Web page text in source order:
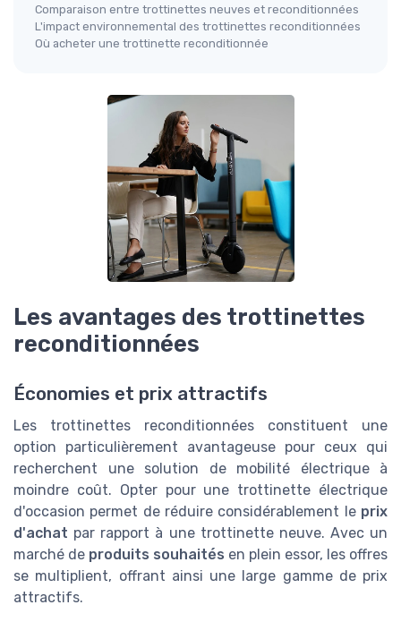
Comparaison entre trottinettes neuves et reconditionnées
L'impact environnemental des trottinettes reconditionnées
Où acheter une trottinette reconditionnée
Les avantages des trottinettes
reconditionnées
Économies et prix attractifs
Les trottinettes reconditionnées constituent une
option particulièrement avantageuse pour ceux qui
recherchent une solution de mobilité électrique à
moindre coût. Opter pour une trottinette électrique
d'occasion permet de réduire considérablement le prix
d'achat par rapport à une trottinette neuve. Avec un
marché de produits souhaités en plein essor, les offres
se multiplient, offrant ainsi une large gamme de prix
attractifs.